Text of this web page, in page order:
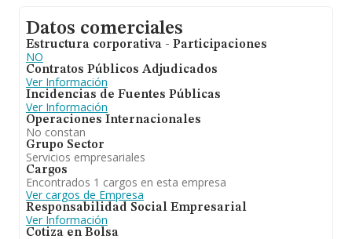
Datos comerciales
Estructura corporativa - Participaciones
NO
Contratos Públicos Adjudicados
Ver Información
Incidencias de Fuentes Públicas
Ver Información
Operaciones Internacionales
No constan
Grupo Sector
Servicios empresariales
Cargos
Encontrados 1 cargos en esta empresa
Ver cargos de Empresa
Responsabilidad Social Empresarial
Ver Información
Cotiza en Bolsa